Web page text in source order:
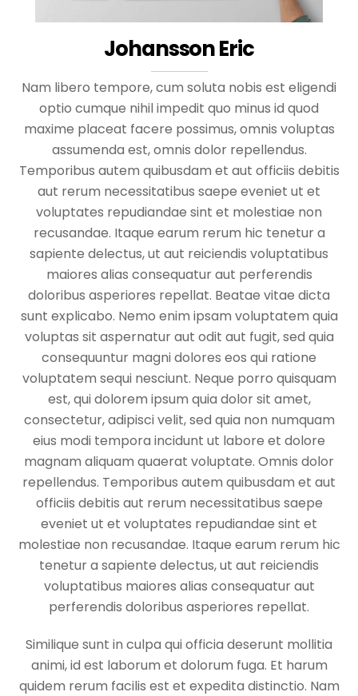
Johansson Eric
Nam libero tempore, cum soluta nobis est eligendi
optio cumque nihil impedit quo minus id quod
maxime placeat facere possimus, omnis voluptas
assumenda est, omnis dolor repellendus.
Temporibus autem quibusdam et aut officiis debitis
aut rerum necessitatibus saepe eveniet ut et
voluptates repudiandae sint et molestiae non
recusandae. Itaque earum rerum hic tenetur a
sapiente delectus, ut aut reiciendis voluptatibus
maiores alias consequatur aut perferendis
doloribus asperiores repellat. Beatae vitae dicta
sunt explicabo. Nemo enim ipsam voluptatem quia
voluptas sit aspernatur aut odit aut fugit, sed quia
consequuntur magni dolores eos qui ratione
voluptatem sequi nesciunt. Neque porro quisquam
est, qui dolorem ipsum quia dolor sit amet,
consectetur, adipisci velit, sed quia non numquam
eius modi tempora incidunt ut labore et dolore
magnam aliquam quaerat voluptate. Omnis dolor
repellendus. Temporibus autem quibusdam et aut
officiis debitis aut rerum necessitatibus saepe
eveniet ut et voluptates repudiandae sint et
molestiae non recusandae. Itaque earum rerum hic
tenetur a sapiente delectus, ut aut reiciendis
voluptatibus maiores alias consequatur aut
perferendis doloribus asperiores repellat.
Similique sunt in culpa qui officia deserunt mollitia
animi, id est laborum et dolorum fuga. Et harum
quidem rerum facilis est et expedita distinctio. Nam